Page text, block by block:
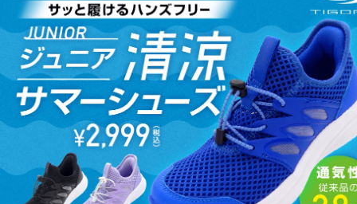
イエローグリーン(331：Green Mode / / Black)
ネイビー(410：Midnight Navy / /)
ライトベージュ(280：Sandstorm / /)
ブラック(001：Black / / White)
■素材：ポリエステル100％
■生産国：カンボジア
■2026 Spring＆Summer モデル
■メーカー型番：6012493